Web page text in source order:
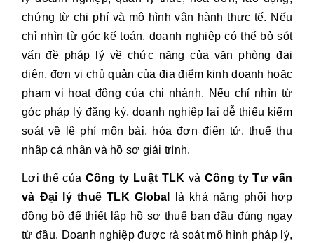
chứng từ chi phí và mô hình vận hành thực tế. Nếu
chỉ nhìn từ góc kế toán, doanh nghiệp có thể bỏ sót
vấn đề pháp lý về chức năng của văn phòng đại
diện, đơn vị chủ quản của địa điểm kinh doanh hoặc
phạm vi hoạt động của chi nhánh. Nếu chỉ nhìn từ
góc pháp lý đăng ký, doanh nghiệp lại dễ thiếu kiểm
soát về lệ phí môn bài, hóa đơn điện tử, thuế thu
nhập cá nhân và hồ sơ giải trình.
Lợi thế của Công ty Luật TLK và Công ty Tư vấn
và Đại lý thuế TLK Global
là khả năng phối hợp
đồng bộ để thiết lập hồ sơ thuế ban đầu đúng ngay
từ đầu. Doanh nghiệp được rà soát mô hình pháp lý,